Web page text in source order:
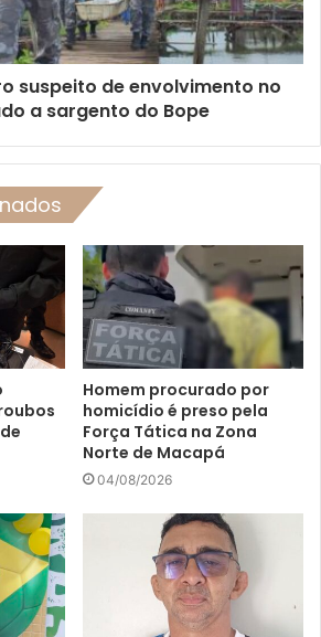
suspeito de envolvimento no
a sargento do Bope
Homem procurado por
homicídio é preso pela
Força Tática na Zona
Norte de Macapá
04/08/2026